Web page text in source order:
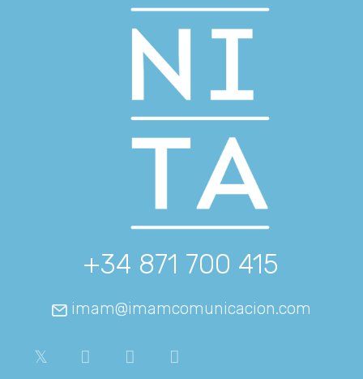
+34 871 700 415
imam@imamcomunicacion.com